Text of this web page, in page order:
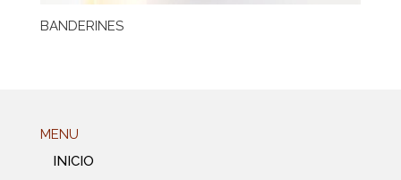
BANDERINES
MENU
INICIO